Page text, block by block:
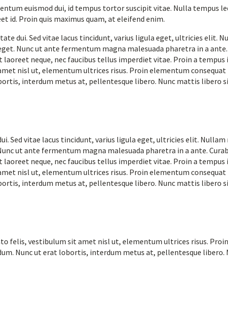
euismod dui, id tempus tortor suscipit vitae. Nulla tempus
id. Proin quis maximus quam, at eleifend enim.
dui. Sed vitae lacus tincidunt, varius ligula eget, ultricies elit.
Nunc ut ante fermentum magna malesuada pharetra in a
neque, nec faucibus tellus imperdiet vitae. Proin a tempus
nisl ut, elementum ultrices risus. Proin elementum
interdum metus at, pellentesque libero. Nunc mattis libero
Sed vitae lacus tincidunt, varius ligula eget, ultricies elit.
ut ante fermentum magna malesuada pharetra in a ante.
neque, nec faucibus tellus imperdiet vitae. Proin a tempus
nisl ut, elementum ultrices risus. Proin elementum
interdum metus at, pellentesque libero. Nunc mattis libero
felis, vestibulum sit amet nisl ut, elementum ultrices risus.
Nunc ut erat lobortis, interdum metus at, pellentesque